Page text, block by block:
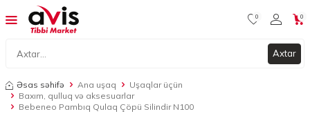
Axtar
0 0
Əsas səhifə Ana uşaq
Uşaqlar üçün
Baxım, qulluq və aksesuarlar
Bebeneo Pambıq Qulaq Çöpü Silindir N100